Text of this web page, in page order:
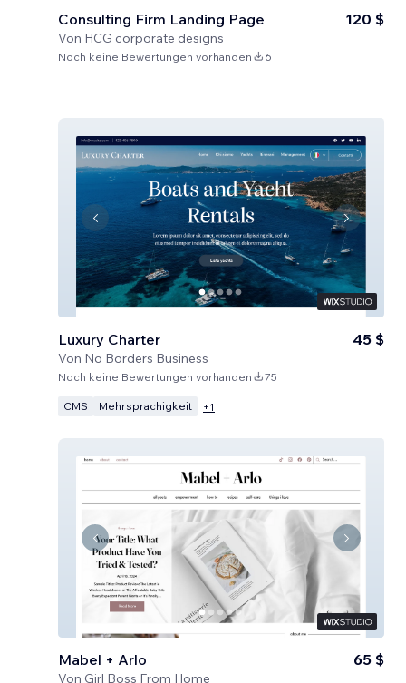
Consulting Firm Landing Page
Von HCG corporate designs
120 $
Noch keine Bewertungen vorhanden 6
Luxury Charter
Von No Borders Business
45 $
Noch keine Bewertungen vorhanden 75
CMS Mehrsprachigkeit +1
Mabel + Arlo
Von Girl Boss From Home
65 $